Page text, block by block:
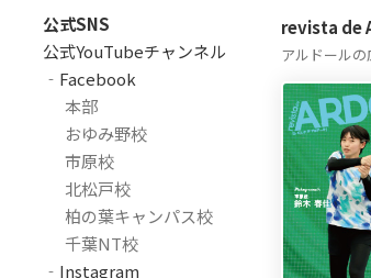
revista de
アルドール
公式SNS
公式YouTubeチャンネル
‐Facebook
本部
おゆみ野校
市原校
北松戸校
柏の葉キャンパス校
千葉NT校
‐Instagram